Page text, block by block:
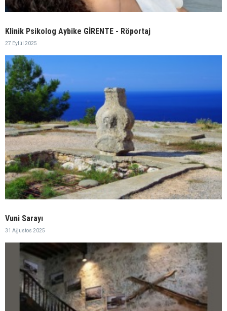
Klinik Psikolog Aybike GİRENTE - Röportaj
27 Eylül 2025
Vuni Sarayı
31 Ağustos 2025